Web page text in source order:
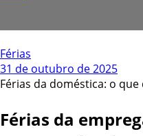
Férias
31 de outubro de 2025
Férias da doméstica: o
Férias da